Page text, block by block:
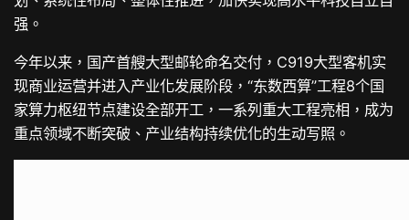
强。
今年以来，国产首艘大型邮轮命名交付，C919大型客机实
现商业运营并进入产业化发展阶段，“东数西算”工程8个国
家算力枢纽节点建设全部开工，一系列重大工程亮相，成为
重点领域不断突破、产业结构持续优化的生动写照。